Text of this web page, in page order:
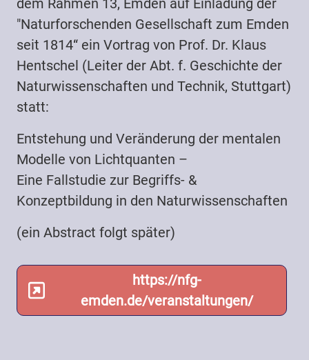
dem Rahmen 13, Emden auf Einladung der
"Naturforschenden Gesellschaft zum Emden
seit 1814“ ein Vortrag von Prof. Dr. Klaus
Hentschel (Leiter der Abt. f. Geschichte der
Naturwissenschaften und Technik, Stuttgart)
statt:
Entstehung und Veränderung der mentalen
Modelle von Lichtquanten –
Eine Fallstudie zur Begriffs- &
Konzeptbildung in den Naturwissenschaften
(ein Abstract folgt später)
https://nfg-
emden.de/veranstaltungen/